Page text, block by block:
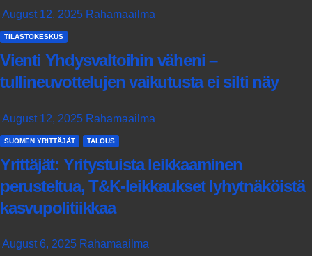
August 12, 2025 Rahamaailma
TILASTOKESKUS
Vienti Yhdysvaltoihin väheni –
tullineuvottelujen vaikutusta ei silti näy
August 12, 2025 Rahamaailma
SUOMEN YRITTÄJÄT TALOUS
Yrittäjät: Yritystuista leikkaaminen
perusteltua, T&K-leikkaukset lyhytnäköistä
kasvupolitiikkaa
August 6, 2025 Rahamaailma